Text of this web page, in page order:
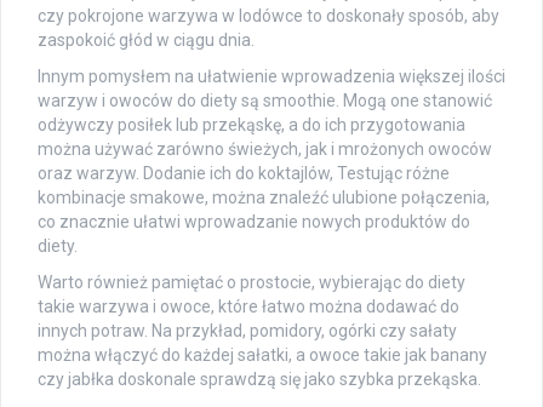
czy pokrojone warzywa w lodówce to doskonały sposób, aby
zaspokoić głód w ciągu dnia.
Innym pomysłem na ułatwienie wprowadzenia większej ilości
warzyw i owoców do diety są smoothie. Mogą one stanowić
odżywczy posiłek lub przekąskę, a do ich przygotowania
można używać zarówno świeżych, jak i mrożonych owoców
oraz warzyw. Dodanie ich do koktajlów, Testując różne
kombinacje smakowe, można znaleźć ulubione połączenia,
co znacznie ułatwi wprowadzanie nowych produktów do
diety.
Warto również pamiętać o prostocie, wybierając do diety
takie warzywa i owoce, które łatwo można dodawać do
innych potraw. Na przykład, pomidory, ogórki czy sałaty
można włączyć do każdej sałatki, a owoce takie jak banany
czy jabłka doskonale sprawdzą się jako szybka przekąska.